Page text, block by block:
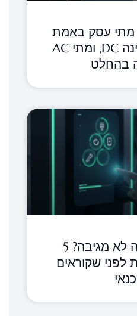
מתי עסק באמת
צריך עמדת טעינה DC, ומתי AC
בהחלט
עמדת הטעינה לא מגיבה? 5
לפני שקוראים